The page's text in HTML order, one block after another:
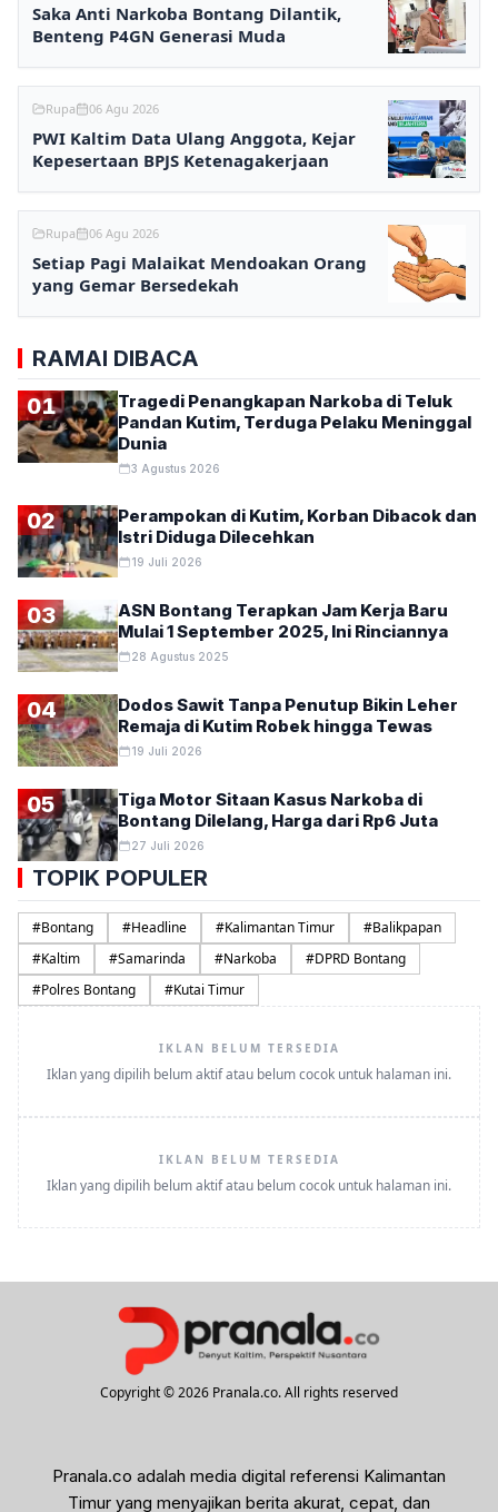
Saka Anti Narkoba Bontang Dilantik,
Benteng P4GN Generasi Muda
Rupa 06 Agu 2026
PWI Kaltim Data Ulang Anggota, Kejar
Kepesertaan BPJS Ketenagakerjaan
Rupa 06 Agu 2026
Setiap Pagi Malaikat Mendoakan Orang
yang Gemar Bersedekah
RAMAI DIBACA
01
Tragedi Penangkapan Narkoba di Teluk
Pandan Kutim, Terduga Pelaku Meninggal
Dunia
3 Agustus 2026
02
Perampokan di Kutim, Korban Dibacok dan
Istri Diduga Dilecehkan
19 Juli 2026
03
ASN Bontang Terapkan Jam Kerja Baru
Mulai 1 September 2025, Ini Rinciannya
28 Agustus 2025
04
Dodos Sawit Tanpa Penutup Bikin Leher
Remaja di Kutim Robek hingga Tewas
19 Juli 2026
05
Tiga Motor Sitaan Kasus Narkoba di
Bontang Dilelang, Harga dari Rp6 Juta
27 Juli 2026
TOPIK POPULER
#Bontang #Headline #Kalimantan Timur #Balikpapan
#Kaltim #Samarinda #Narkoba #DPRD Bontang
#Polres Bontang #Kutai Timur
IKLAN BELUM TERSEDIA
Iklan yang dipilih belum aktif atau belum cocok untuk halaman ini.
IKLAN BELUM TERSEDIA
Iklan yang dipilih belum aktif atau belum cocok untuk halaman ini.
Copyright © 2026 Pranala.co. All rights reserved
Pranala.co adalah media digital referensi Kalimantan
Timur yang menyajikan berita akurat, cepat, dan